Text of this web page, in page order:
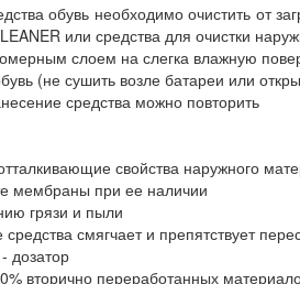
обувь необходимо очистить от
или средства для очистки
слоем на слегка влажную
(не сушить возле батареи или
средства можно повторить
свойства наружного
мембраны при ее наличии
грязи и пыли
средства смягчает и препятствует
дозатор
вторично переработанных